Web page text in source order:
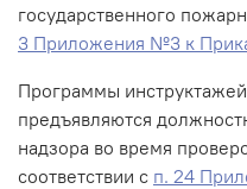
государственного
3 Приложения №3 к
Программы
предъявляются
надзора во время
соответствии с п. 24